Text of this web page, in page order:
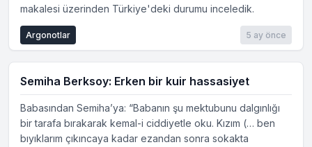
makalesi üzerinden Türkiye'deki durumu inceledik.
5 ay önce
Argonotlar
Semiha Berksoy: Erken bir kuir hassasiyet
Babasından Semiha’ya: “Babanın şu mektubunu dalgınlığı
bir tarafa bırakarak kemal-i ciddiyetle oku. Kızım (… ben
bıyıklarım çıkıncaya kadar ezandan sonra sokakta